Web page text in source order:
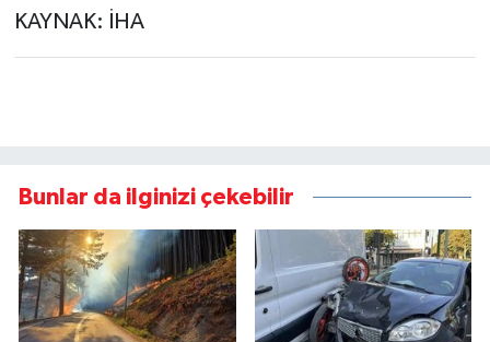
KAYNAK: İHA
Bunlar da ilginizi çekebilir